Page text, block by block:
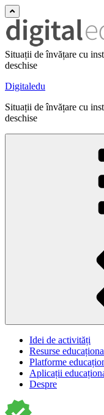
Situații de învățare cu
deschise
Digitaledu
Situații de învățare cu
deschise
Idei de activități
Resurse
Platforme
Aplicații
Despre